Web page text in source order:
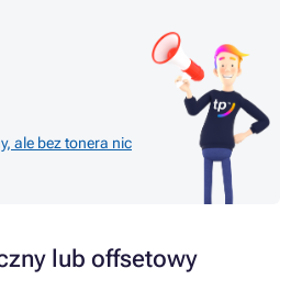
ale bez tonera nic
lub offsetowy